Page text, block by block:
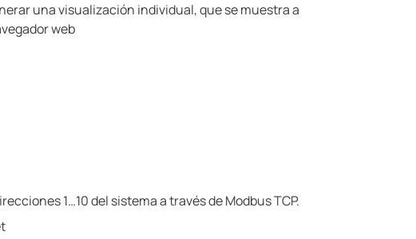
una visualización individual, que se muestra a
web
1…10 del sistema a través de Modbus TCP.